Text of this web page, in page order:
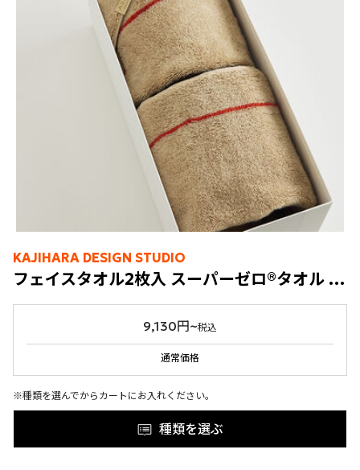
KAJIHARA DESIGN STUDIO
フェイスタオル2枚入 スーパーゼロ®タオル ENISHI
9,130円~税込
通常価格
※種類を選んでからカートにお入れください。
種類を選ぶ